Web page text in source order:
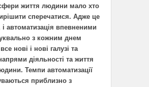
життя людини мало хто
сперечатися. Адже це
і автоматизація впевненими
з кожним днем
нові і нові галузі та
діяльності та життя
Темпи автоматизації
приблизно з